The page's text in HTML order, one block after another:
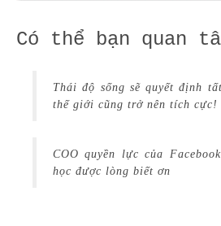
Có thể bạn quan
Thái độ sống sẽ quyết định
thế giới cũng trở nên tích cực!
COO quyền lực của
học được lòng biết ơn